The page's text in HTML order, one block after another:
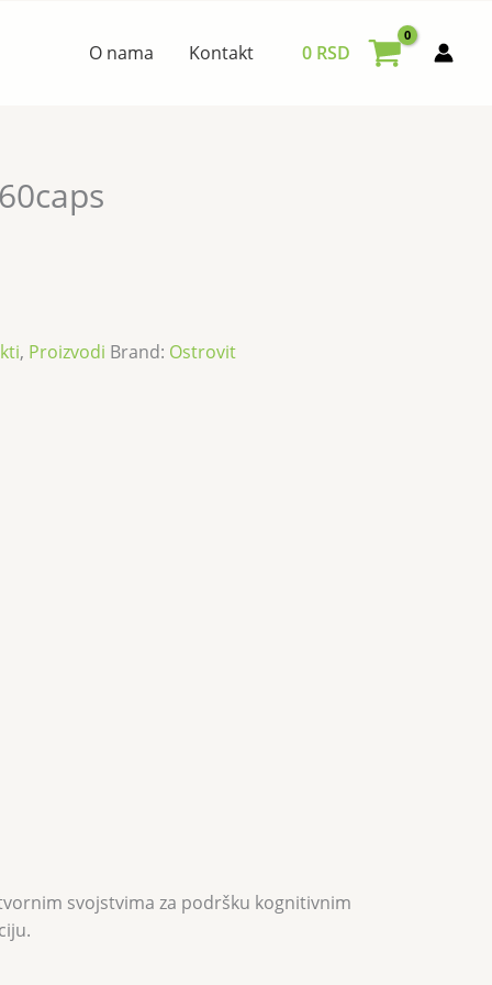
O nama Kontakt 0 RSD
, Proizvodi Brand: Ostrovit
svojstvima za podršku kognitivnim